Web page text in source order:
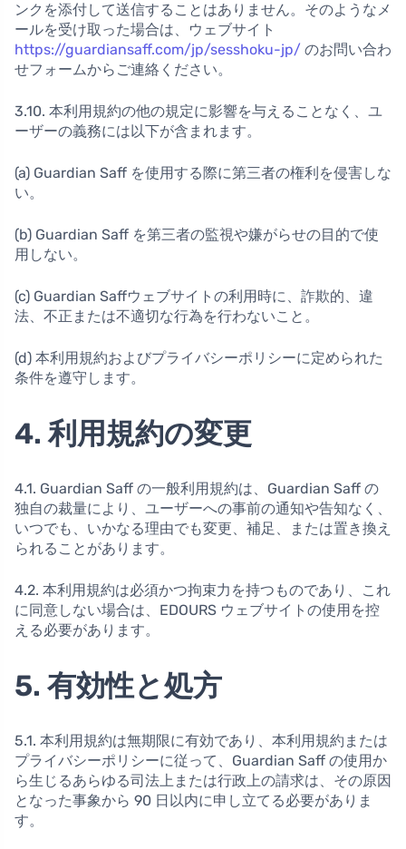
ンクを添付して送信することはありません。そのようなメ
ールを受け取った場合は、ウェブサイト
https://guardiansaff.com/jp/sesshoku-jp/ のお問い合わ
せフォームからご連絡ください。
3.10. 本利用規約の他の規定に影響を与えることなく、ユ
ーザーの義務には以下が含まれます。
(a) Guardian Saff を使用する際に第三者の権利を侵害しな
い。
(b) Guardian Saff を第三者の監視や嫌がらせの目的で使
用しない。
(c) Guardian Saffウェブサイトの利用時に、詐欺的、違
法、不正または不適切な行為を行わないこと。
(d) 本利用規約およびプライバシーポリシーに定められた
条件を遵守します。
4. 利用規約の変更
4.1. Guardian Saff の一般利用規約は、Guardian Saff の
独自の裁量により、ユーザーへの事前の通知や告知なく、
いつでも、いかなる理由でも変更、補足、または置き換え
られることがあります。
4.2. 本利用規約は必須かつ拘束力を持つものであり、これ
に同意しない場合は、EDOURS ウェブサイトの使用を控
える必要があります。
5. 有効性と処方
5.1. 本利用規約は無期限に有効であり、本利用規約または
プライバシーポリシーに従って、Guardian Saff の使用か
ら生じるあらゆる司法上または行政上の請求は、その原因
となった事象から 90 日以内に申し立てる必要がありま
す。